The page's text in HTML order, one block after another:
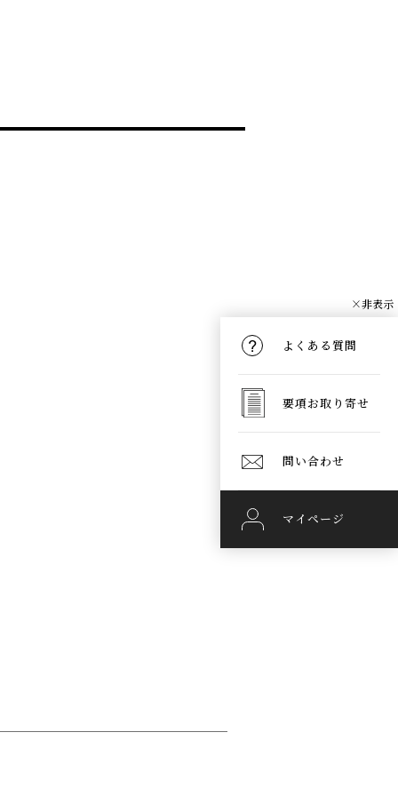
よくある質問
要項お取り寄せ
問い合わせ
マイページ
×非表示